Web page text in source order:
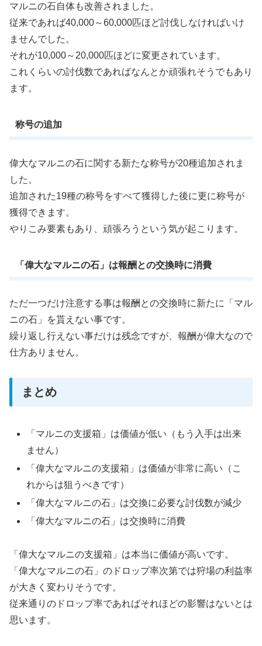
マルニの石自体も改善されました。
従来であれば40,000～60,000匹ほど討伐しなければいけ
ませんでした。
それが10,000～20,000匹ほどに変更されています。
これくらいの討伐数であればなんとか頑張れそうでもあり
ます。
称号の追加
偉大なマルニの石に関する新たな称号が20種追加されま
した。
追加された19種の称号をすべて獲得した後に更に称号が
獲得できます。
やりこみ要素もあり、頑張ろうという気が起こります。
「偉大なマルニの石」は報酬との交換時に消費
ただ一つだけ注意する事は報酬との交換時に新たに「マル
ニの石」を貰えない事です。
繰り返し行えない事だけは残念ですが、報酬が偉大なので
仕方ありません。
まとめ
「マルニの支援箱」は価値が低い（もう入手は出来
ません）
「偉大なマルニの支援箱」は価値が非常に高い（こ
れからは狙うべきです）
「偉大なマルニの石」は交換に必要な討伐数が減少
「偉大なマルニの石」は交換時に消費
「偉大なマルニの支援箱」は本当に価値が高いです。
「偉大なマルニの石」のドロップ率次第では狩場の利益率
が大きく変わりそうです。
従来通りのドロップ率であればそれほどの影響はないとは
思います。